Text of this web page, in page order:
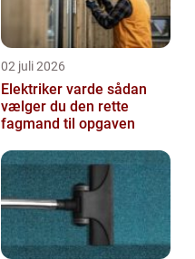
02 juli 2026
Elektriker varde sådan
vælger du den rette
fagmand til opgaven